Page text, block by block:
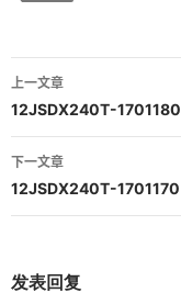
文
章
导
航
上一文章
12JSDX240T-1701180
下一文章
12JSDX240T-1701170
发表回复